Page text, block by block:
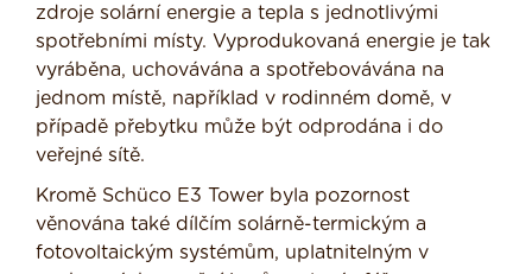
zdroje solární energie a tepla s jednotlivými
spotřebními místy. Vyprodukovaná energie je tak
vyráběna, uchovávána a spotřebovávána na
jednom místě, například v rodinném domě, v
případě přebytku může být odprodána i do
veřejné sítě.
Kromě Schüco E3 Tower byla pozornost
věnována také dílčím solárně-termickým a
fotovoltaickým systémům, uplatnitelným v